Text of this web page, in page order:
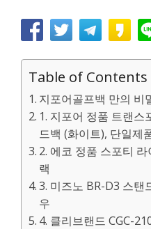
Table of Contents
지포어골프백 만의 비
1. 지포어 정품 트랜스
드백 (화이트), 단일제
2. 에코 정품 스포티
랙
3. 미즈노 BR-D3 스탠
우
4. 클리브랜드 CGC-